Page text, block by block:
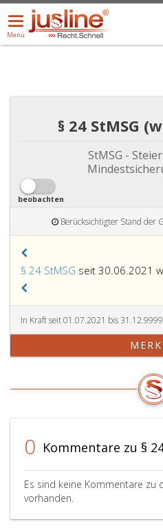
Menü
öffnen/schließen
Menü
ALLE DROPDOWN:
§ 24 StMSG
StMSG -
beobachten
Berücksichtigter Stand der
§ 24 StMSG seit 30.06.2021
In Kraft seit 01.07.2021 bis 31.12.9999
0 Kommentare zu §
Es sind keine Kommentare zu
vorhanden.